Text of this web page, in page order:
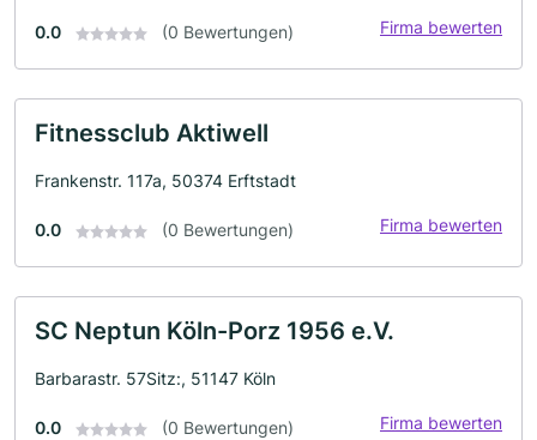
0.0 (0 Bewertungen) Firma bewerten
Fitnessclub Aktiwell
Frankenstr. 117a, 50374 Erftstadt
0.0 (0 Bewertungen) Firma bewerten
SC Neptun Köln-Porz 1956 e.V.
Barbarastr. 57Sitz:, 51147 Köln
0.0 (0 Bewertungen) Firma bewerten